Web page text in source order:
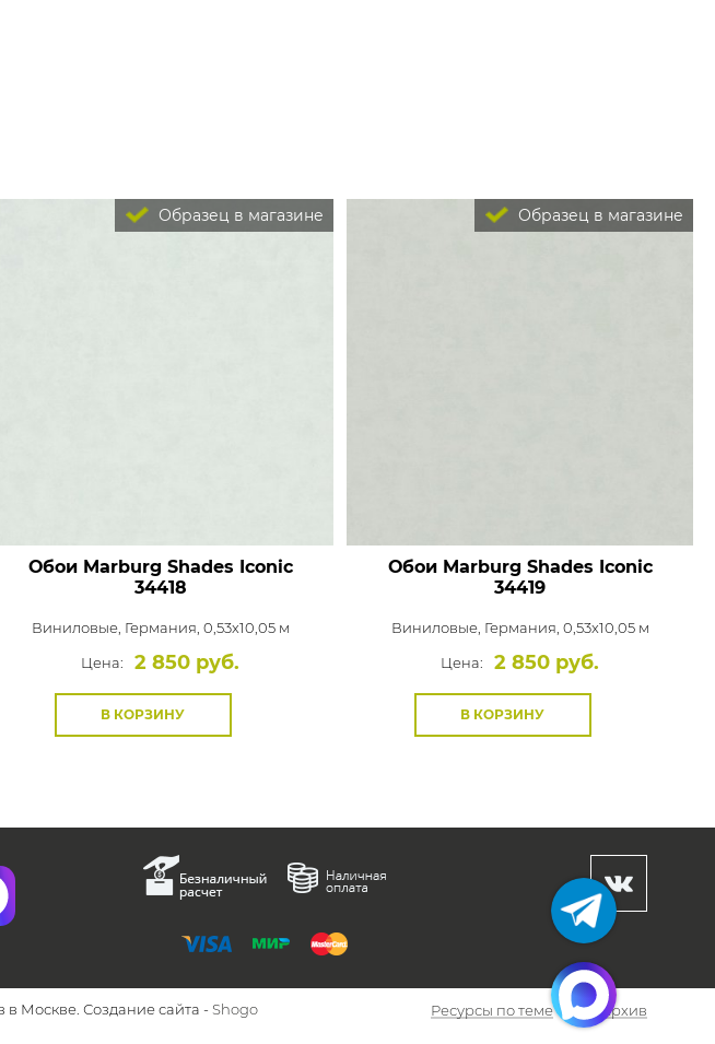
Образец в магазине
Обои Marburg Shades Iconic
34418
Виниловые, Германия, 0,53x10,05 м
Цена:
2 850 руб.
В КОРЗИНУ
Образец в магазине
Обои Marburg Shades Iconic
34419
Виниловые, Германия, 0,53x10,05 м
Цена:
2 850 руб.
В КОРЗИНУ
в Москве. Создание сайта - Shogo Ресурсы по теме Архив